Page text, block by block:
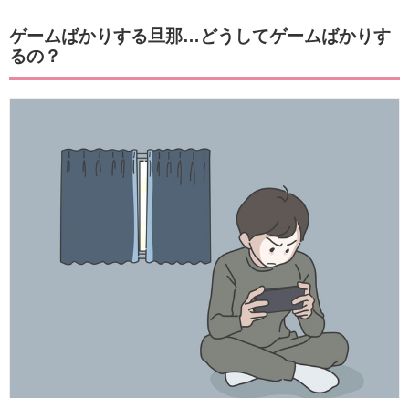
ゲームばかりする旦那…どうしてゲームばかりす
るの？